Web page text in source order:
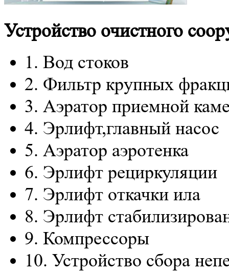
Устройство очистного
1. Вод стоков
2. Фильтр крупных
3. Аэратор приемной
4. Эрлифт,главный насос
5. Аэратор аэротенка
6. Эрлифт рециркуляции
7. Эрлифт откачки ила
8. Эрлифт
9. Компрессоры
10. Устройство сбора